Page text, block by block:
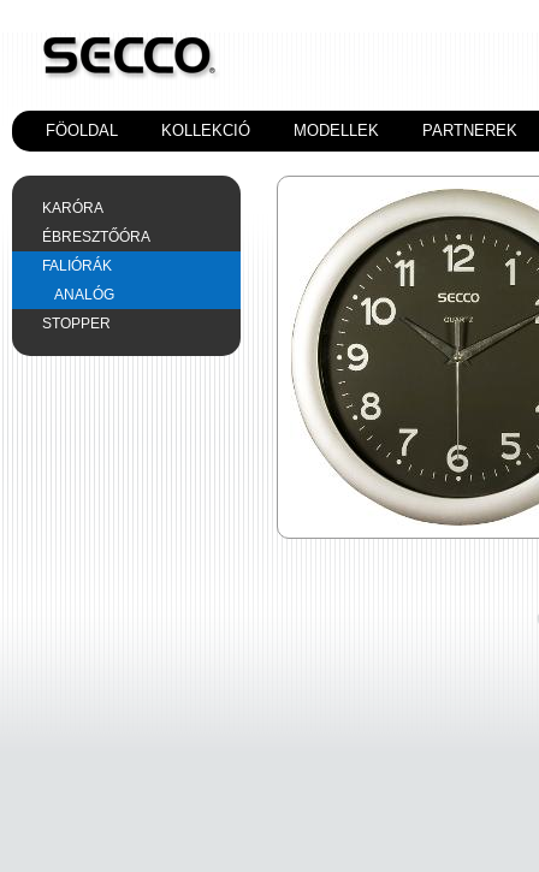
FÖOLDAL KOLLEKCIÓ MODELLEK PARTNEREK
KARÓRA
ÉBRESZTŐÓRA
FALIÓRÁK
ANALÓG
STOPPER